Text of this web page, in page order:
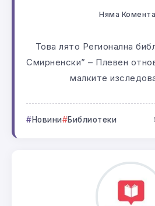
Няма
Това лято Регионална
Смирненски” – Плевен
малките
Новини Библиотеки